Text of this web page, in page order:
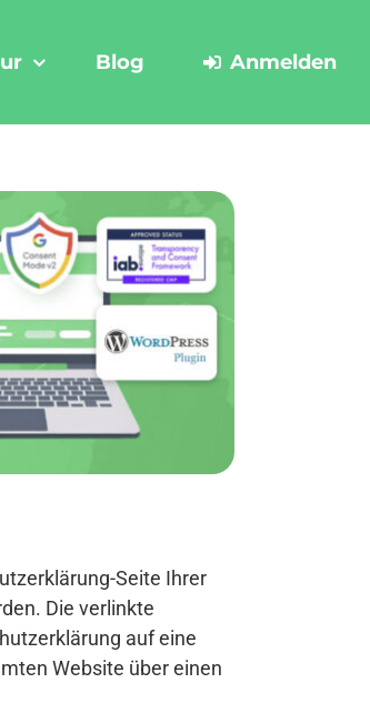
Blog Anmelden
Seite Ihrer
Die verlinkte
auf eine
Website über einen